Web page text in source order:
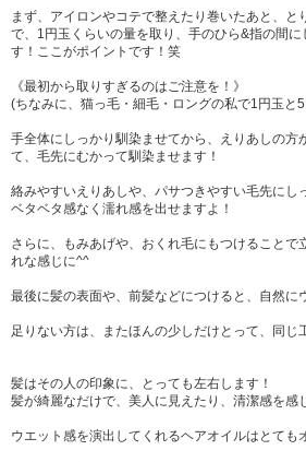
まず、アイロンやコテで整えたり巻いたあと、と
で、1円玉くらいの量を取り、手のひら&指の間に
す！ここがポイントです！笑
《最初から取りすぎるのはご注意を！》
(ちなみに、猫っ毛・細毛・ロングの私で1円玉と
手全体にしっかり馴染ませてから、えりあしの方
て、毛先にむかって馴染ませます！
絡みやすいえりあしや、パサつきやすい毛先にし
ベタベタ感なく濡れ感を出せますよ！
さらに、もみあげや、おくれ毛にもつけることで
れな感じに^^
最後に髪の表面や、前髪などにつけると、自然に
足りない方は、またほんの少しだけとって、同じ
髪はその人の印象に、とっても左右します！
髪が綺麗なだけで、美人に見えたり、清潔感を感
ウエット感を演出してくれるヘアオイルはとても